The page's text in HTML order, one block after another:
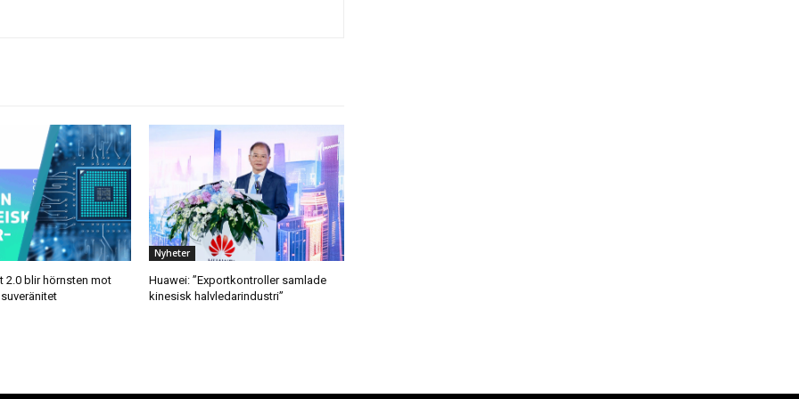
2.0 blir hörnsten mot
Nyheter
Huawei: ”Exportkontroller samlade
kinesisk halvledarindustri”